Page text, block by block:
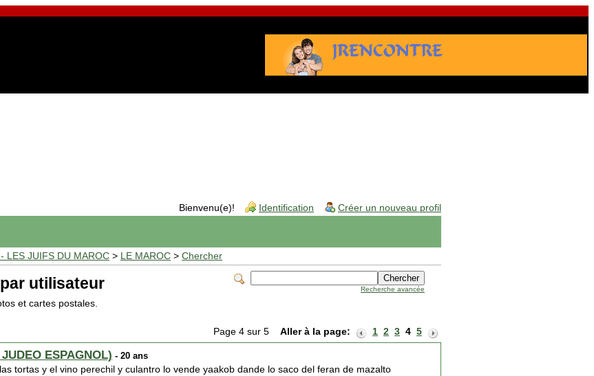
Bienvenu(e)! Identification Créer un nouveau profil
LES JUIFS DU MAROC > LE MAROC > Chercher
Recherche avancée
utilisateur
et cartes postales.
Page 4 sur 5 Aller à la page: 1 2 3 4 5
ESPAGNOL) - 20 ans
tortas y el vino perechil y culantro lo vende yaakob dande lo saco del feran de mazalto